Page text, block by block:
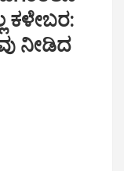
ಕಳೇಬರ:
ನೀಡಿದ